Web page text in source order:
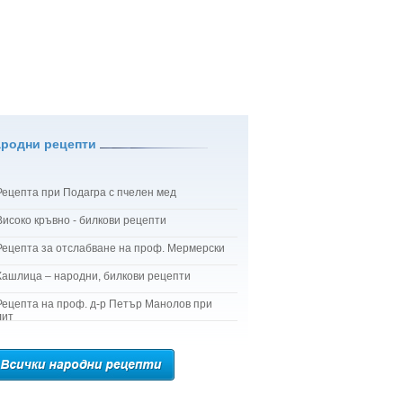
рецепти
при Подагра с пчелен мед
кръвно - билкови рецепти
за отслабване на проф. Мермерски
– народни, билкови рецепти
на проф. д-р Петър Манолов при